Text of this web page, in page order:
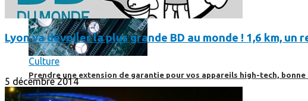
Prendre une extension de garantie pour vos appareils high-tech, bonne
Lyon va dévoiler la plus grande BD au monde ! 1,6 km, un
Culture
5 décembre 2014